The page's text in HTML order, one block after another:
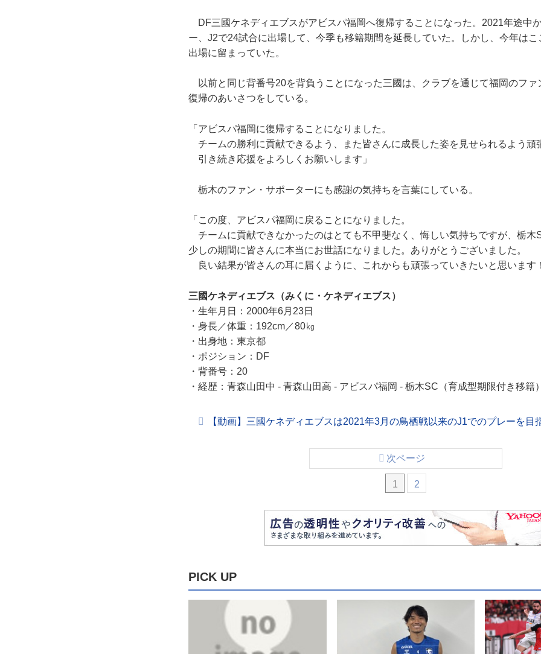
DF三國ケネディエブスがアビスパ福岡へ復帰することになった。2021年途中
ー、J2で24試合に出場して、今季も移籍期間を延長していた。しかし、今年は
出場に留まっていた。
以前と同じ背番号20を背負うことになった三國は、クラブを通じて福岡のファ
復帰のあいさつをしている。
「アビスパ福岡に復帰することになりました。
チームの勝利に貢献できるよう、また皆さんに成長した姿を見せられるよう頑
引き続き応援をよろしくお願いします」
栃木のファン・サポーターにも感謝の気持ちを言葉にしている。
「この度、アビスパ福岡に戻ることになりました。
チームに貢献できなかったのはとても不甲斐なく、悔しい気持ちですが、栃木
少しの期間に皆さんに本当にお世話になりました。ありがとうございました。
良い結果が皆さんの耳に届くように、これからも頑張っていきたいと思います
三國ケネディエブス（みくに・ケネディエブス）
・生年月日：2000年6月23日
・身長／体重：192cm／80㎏
・出身地：東京都
・ポジション：DF
・背番号：20
・経歴：青森山田中 - 青森山田高 - アビスパ福岡 - 栃木SC（育成型期限付き移籍
【動画】三國ケネディエブスは2021年3月の鳥栖戦以来のJ1でのプレーを目
1 2
次ページ
PICK UP